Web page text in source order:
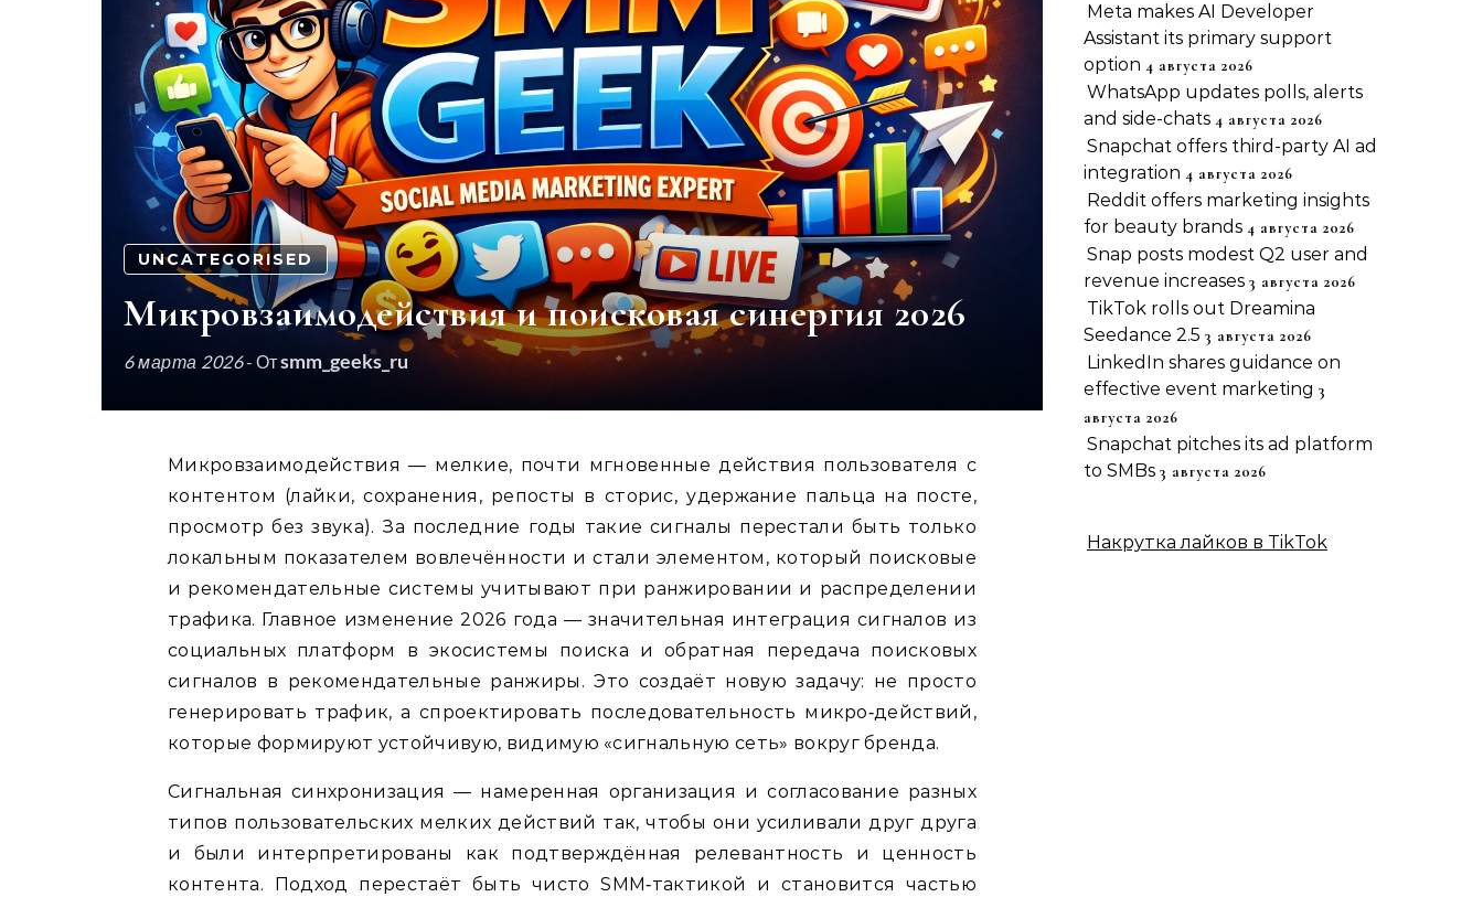
UNCATEGORISED
Микровзаимодействия и поисковая синергия 2026
6 марта 2026- Отsmm_geeks_ru
Микровзаимодействия — мелкие, почти мгновенные действия пользователя с
контентом (лайки, сохранения, репосты в сторис, удержание пальца на посте,
просмотр без звука). За последние годы такие сигналы перестали быть только
локальным показателем вовлечённости и стали элементом, который поисковые
и рекомендательные системы учитывают при ранжировании и распределении
трафика. Главное изменение 2026 года — значительная интеграция сигналов из
социальных платформ в экосистемы поиска и обратная передача поисковых
сигналов в рекомендательные ранжиры. Это создаёт новую задачу: не просто
генерировать трафик, а спроектировать последовательность микро‑действий,
которые формируют устойчивую, видимую «сигнальную сеть» вокруг бренда.
Сигнальная синхронизация — намеренная организация и согласование разных
типов пользовательских мелких действий так, чтобы они усиливали друг друга
и были интерпретированы как подтверждённая релевантность и ценность
контента. Подход перестаёт быть чисто SMM‑тактикой и становится частью
Meta makes AI Developer
Assistant its primary support
option 4 августа 2026
WhatsApp updates polls, alerts
and side-chats 4 августа 2026
Snapchat offers third-party AI ad
integration 4 августа 2026
Reddit offers marketing insights
for beauty brands 4 августа 2026
Snap posts modest Q2 user and
revenue increases 3 августа 2026
TikTok rolls out Dreamina
Seedance 2.5 3 августа 2026
LinkedIn shares guidance on
effective event marketing 3
августа 2026
Snapchat pitches its ad platform
to SMBs 3 августа 2026
Накрутка лайков в TikTok